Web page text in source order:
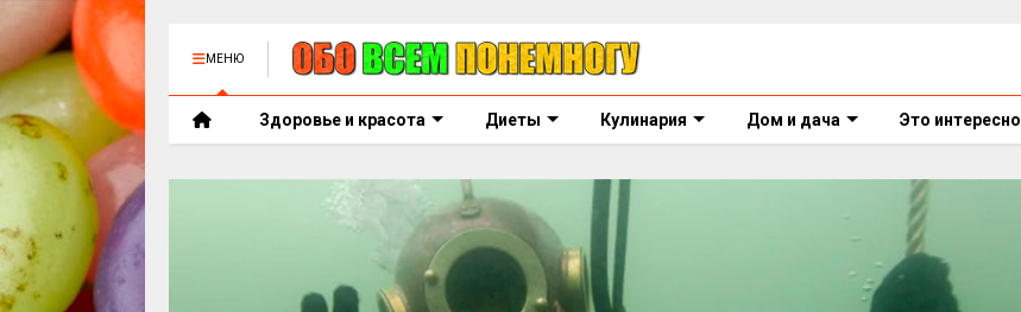
МЕНЮ
Здоровье и красота Диеты Кулинария Дом и дача Это интересно